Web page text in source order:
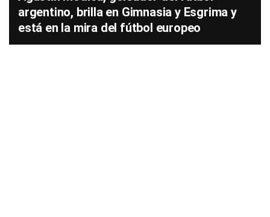
argentino, brilla en Gimnasia y Esgrima y
está en la mira del fútbol europeo